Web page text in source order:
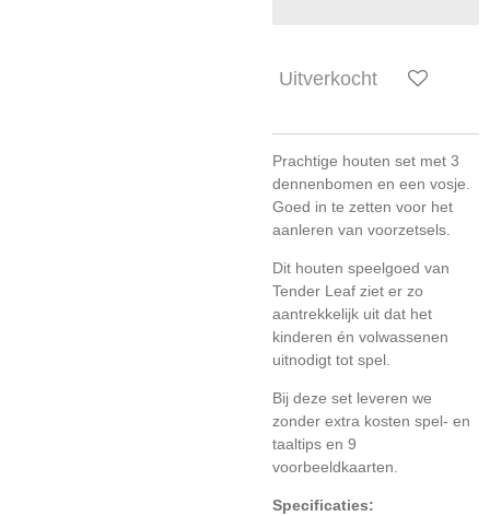
Uitverkocht
Prachtige houten set met 3
dennenbomen en een vosje.
Goed in te zetten voor het
aanleren van voorzetsels.
Dit houten speelgoed van
Tender Leaf ziet er zo
aantrekkelijk uit dat het
kinderen én volwassenen
uitnodigt tot spel.
Bij deze set leveren we
zonder extra kosten spel- en
taaltips en 9
voorbeeldkaarten.
Specificaties: